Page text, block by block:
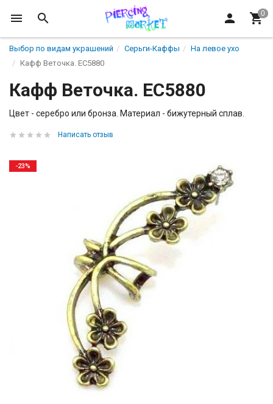
Выбор по видам украшений Серьги-Каффы
На левое ухо
Кафф Веточка. EC5880
Кафф Веточка. EC5880
Цвет - серебро или бронза. Материал - бижутерный сплав.
Написать отзыв
-23%